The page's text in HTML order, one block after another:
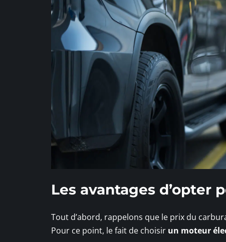
Les avantages d’opter
Tout d’abord, rappelons que le prix du
Pour ce point, le fait de choisir un moteur